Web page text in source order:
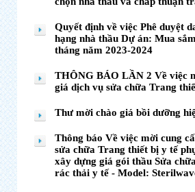
Quyết định về việc Phê duyệt
hạng nhà thầu Dự án: Mua
tháng năm 2023-2024
THÔNG BÁO LẦN 2 Về việc
giá dịch vụ sửa chữa Trang
Thư mời chào giá bồi dưỡng
Thông báo Về việc mời cung
sửa chữa Trang thiết bị y tế
xây dựng giá gói thầu Sửa
rác thải y tế - Model: